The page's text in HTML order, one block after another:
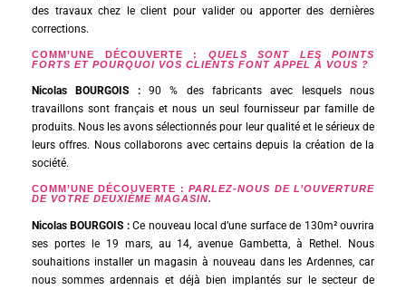
des travaux chez le client pour valider ou apporter des dernières
corrections.
COMM’UNE DÉCOUVERTE : QUELS SONT LES POINTS
FORTS ET POURQUOI VOS CLIENTS FONT APPEL À VOUS ?
Nicolas BOURGOIS :90 % des fabricants avec lesquels nous
travaillons sont français et nous un seul fournisseur par famille de
produits. Nous les avons sélectionnés pour leur qualité et le sérieux de
leurs offres. Nous collaborons avec certains depuis la création de la
société.
COMM’UNE DÉCOUVERTE :PARLEZ-NOUS DE L’OUVERTURE
DE VOTRE DEUXIÈME MAGASIN.
Nicolas BOURGOIS :Ce nouveau local d’une surface de 130m² ouvrira
ses portes le 19 mars, au 14, avenue Gambetta, à Rethel. Nous
souhaitions installer un magasin à nouveau dans les Ardennes, car
nous sommes ardennais et déjà bien implantés sur le secteur de